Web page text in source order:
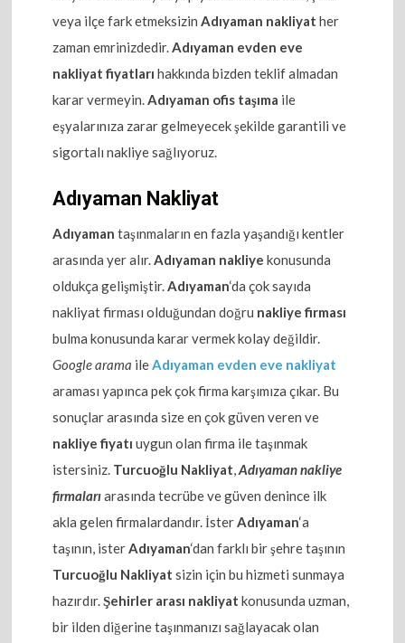
veya ilçe fark etmeksizinAdıyaman nakliyat her
zaman emrinizdedir.Adıyaman evden eve
nakliyat fiyatları hakkında bizden teklif almadan
karar vermeyin.Adıyaman ofis taşıma ile
eşyalarınıza zarar gelmeyecek şekilde garantili ve
sigortalı nakliye sağlıyoruz.
Adıyaman Nakliyat
Adıyaman taşınmaların en fazla yaşandığı kentler
arasında yer alır.Adıyaman nakliye konusunda
oldukça gelişmiştir.Adıyaman‘da çok sayıda
nakliyat firması olduğundan doğru nakliye firması
bulma konusunda karar vermek kolay değildir.
Google arama ileAdıyaman evden eve nakliyat
araması yapınca pek çok firma karşımıza çıkar. Bu
sonuçlar arasında size en çok güven veren ve
nakliye fiyatı uygun olan firma ile taşınmak
istersiniz. Turcuoğlu Nakliyat,Adıyaman nakliye
firmalarıarasında tecrübe ve güven denince ilk
akla gelen firmalardandır. İsterAdıyaman‘a
taşının, isterAdıyaman‘dan farklı bir şehre taşının
Turcuoğlu Nakliyat sizin için bu hizmeti sunmaya
hazırdır.Şehirler arası nakliyat konusunda uzman,
bir ilden diğerine taşınmanızı sağlayacak olan